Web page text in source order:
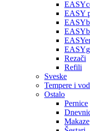
EASY
Rezači
Refili
Sveske
Tempere i
Ostalo
Pernice
Makaze